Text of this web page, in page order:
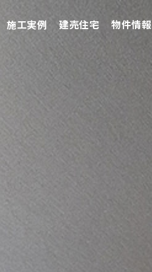
施工実例 建売住宅 物件情報